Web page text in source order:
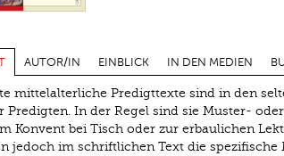
AUTOR/IN EINBLICK IN DEN MEDIEN
mittelalterliche Predigttexte sind in den
Predigten. In der Regel sind sie Muster-
Konvent bei Tisch oder zur erbaulichen
jedoch im schriftlichen Text die